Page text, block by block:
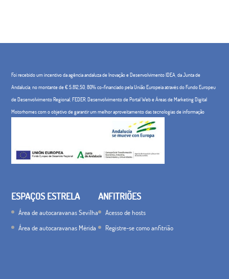
Foi recebido um incentivo da agência andaluza de Inovação e Desenvolvimento IDEA, da Junta de
Andalucía, no montante de € 5.812,50, 80% co-financiado pela União Europeia através do Fundo Europeu
de Desenvolvimento Regional, FEDER. Desenvolvimento de Portal Web e Áreas de Marketing Digital
Motorhomes com o objetivo de garantir um melhor aproveitamento das tecnologias de informação
ESPAÇOS ESTRELA
Área de autocaravanas Sevilha
Área de autocaravanas Mérida
ANFITRIÕES
Acesso de hosts
Registre-se como anfitrião